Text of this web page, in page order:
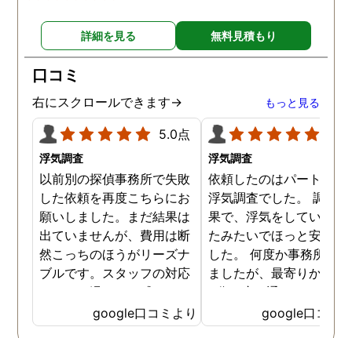
詳細を見る 無料見積もり
口コミ
右にスクロールできます→ もっと見る
5.0点
浮気調査
以前別の探偵事務所で失敗
した依頼を再度こちらにお
願いしました。まだ結果は
出ていませんが、費用は断
然こっちのほうがリーズナ
ブルです。スタッフの対応
なんかも温かみを感じま
す。はじめからこちらにす
ればよかったです😢 …
google口コミより
浮気調査
依頼したのはパートナー
浮気調査でした。 調査
果で、浮気をしていなか
たみたいでほっと安心し
した。 何度か事務所に
ましたが、最寄りから徒
3分程度で通いやすかっ
google口コミ